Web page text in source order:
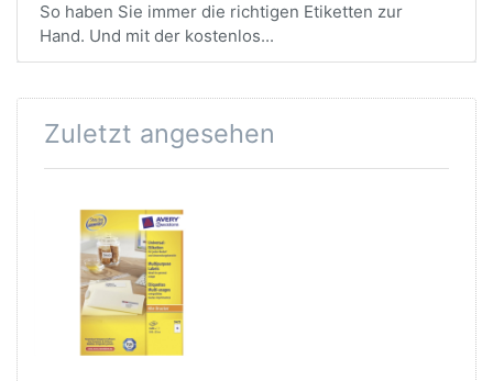
So haben Sie immer die richtigen Etiketten zur
Hand. Und mit der kostenlos...
Zuletzt angesehen